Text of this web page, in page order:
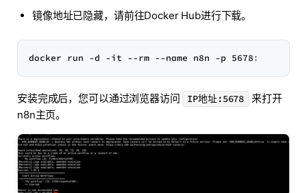
镜像地址已隐藏，请前往Docker Hub进行下载。
安装完成后，您可以通过浏览器访问 IP地址:5678
来打开
n8n主页。